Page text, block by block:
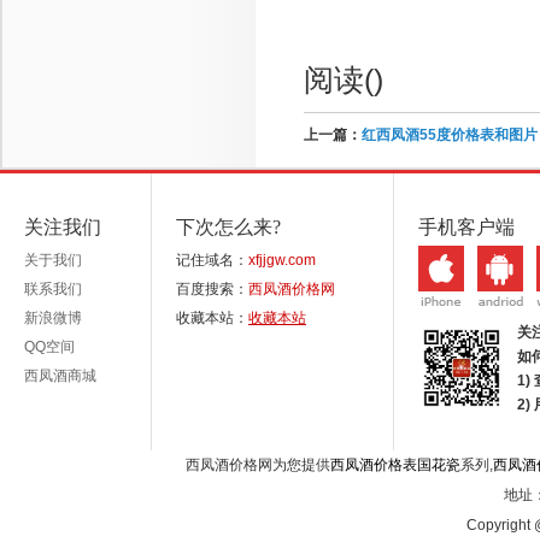
阅读()
上一篇： 红西凤酒55度价格表和图片
关注我们
关于我们
联系我们
新浪微博
QQ空间
西凤酒商城
下次怎么来?
记住域名： xfjjgw.com
百度搜索： 西凤酒价格网
收藏本站： 收藏本站
手机客户端
关
如
1)
2)
西凤酒价格网为您提供西凤酒价格表国花瓷系列,西凤酒
地址
Copyright